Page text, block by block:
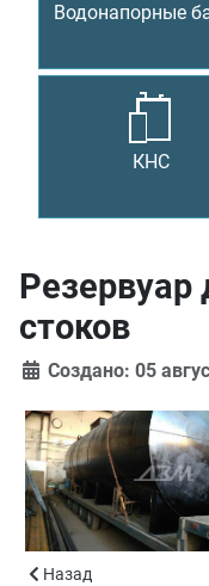
Водонапорные
КНС
Резервуар
стоков
Создано: 05
Предыдущий:
Назад